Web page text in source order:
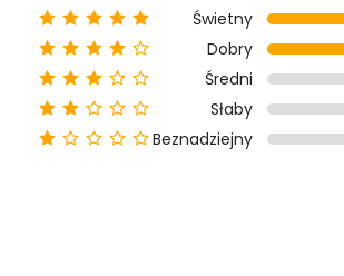
Świetny
Dobry
Średni
Słaby
Beznadziejny